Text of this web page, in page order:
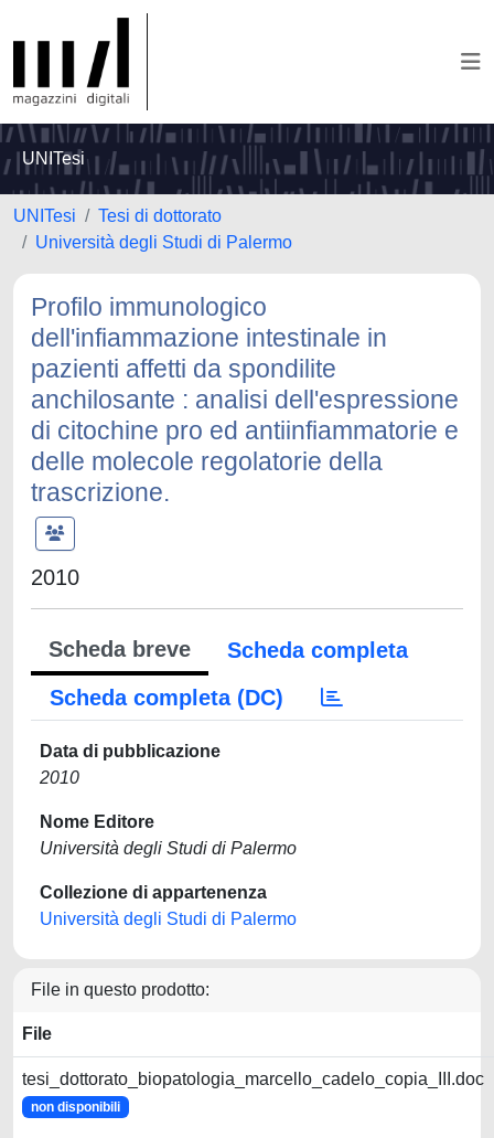
UNITesi
UNITesi
Tesi di dottorato
Università degli Studi di Palermo
Profilo immunologico
dell'infiammazione intestinale in
pazienti affetti da spondilite
anchilosante : analisi dell'espressione
di citochine pro ed antiinfiammatorie e
delle molecole regolatorie della
trascrizione.
2010
Scheda breve
Scheda completa
Scheda completa (DC)
Data di pubblicazione
2010
Nome Editore
Università degli Studi di Palermo
Collezione di appartenenza
Università degli Studi di Palermo
File in questo prodotto:
File
tesi_dottorato_biopatologia_marcello_cadelo_copia_III.doc
non disponibili